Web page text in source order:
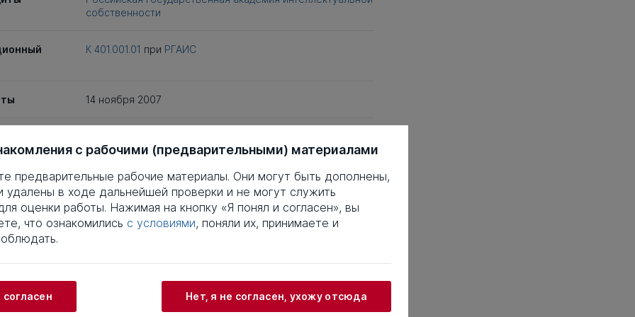
собственности
К 401.001.01 при РГАИС
14 ноября 2007
12.00.03
Что это такое?
4 5 6
24 25 26 27 28 29 30 31 32 33 34 35 36 37 38 39
40
44 45 46 47 51 52 53 54 55 56 57 58 59
60
64 65 72 73 74 75 76 77 78 79
80
с рабочими (предварительными) материалами
предварительные рабочие материалы. Они могут быть дополнены,
удалены в ходе дальнейшей проверки и не могут служить
оценки работы. Нажимая на кнопку «Я понял и согласен», вы
что ознакомились с условиями, поняли их, принимаете и
согласен Нет, я не согласен, ухожу отсюда